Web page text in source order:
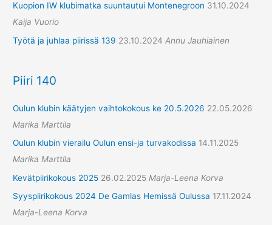
Kuopion IW klubimatka suuntautui Montenegroon 31.10.2024
Kaija Vuorio
Työtä ja juhlaa piirissä 139 23.10.2024 Annu Jauhiainen
Piiri 140
Oulun klubin käätyjen vaihtokokous ke 20.5.2026 22.05.2026
Marika Marttila
Oulun klubin vierailu Oulun ensi-ja turvakodissa 14.11.2025
Marika Marttila
Kevätpiirikokous 2025 26.02.2025 Marja-Leena Korva
Syyspiirikokous 2024 De Gamlas Hemissä Oulussa 17.11.2024
Marja-Leena Korva